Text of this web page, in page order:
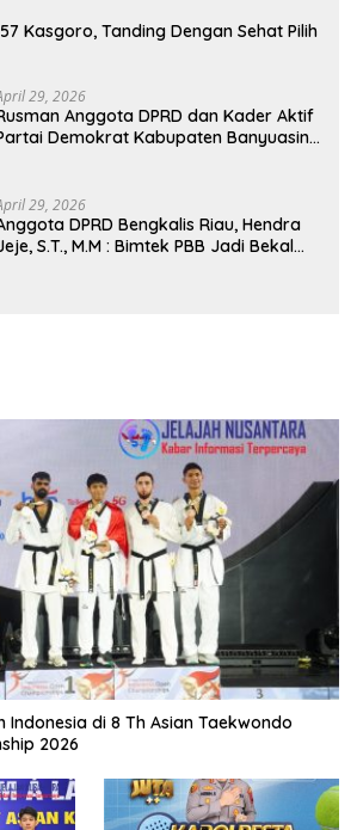
Kasgoro, Tanding Dengan Sehat Pilih
29, 2026
Anggota DPRD dan Kader Aktif
Demokrat Kabupaten Banyuasin
29, 2026
DPRD Bengkalis Riau, Hendra
S.T., M.M : Bimtek PBB Jadi Bekal
Indonesia di 8 Th Asian Taekwondo
2026